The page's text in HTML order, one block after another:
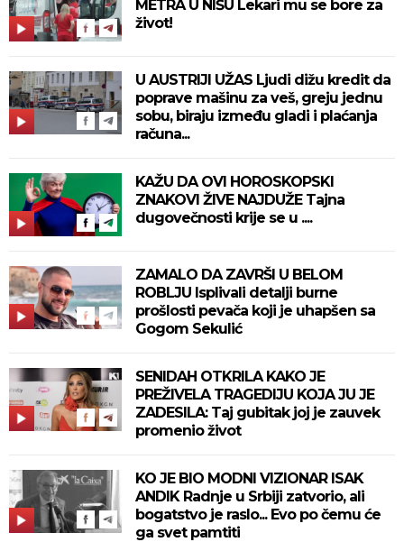
METRA U NIŠU Lekari mu se bore za
život!
U AUSTRIJI UŽAS Ljudi dižu kredit da
poprave mašinu za veš, greju jednu
sobu, biraju između gladi i plaćanja
računa...
KAŽU DA OVI HOROSKOPSKI
ZNAKOVI ŽIVE NAJDUŽE Tajna
dugovečnosti krije se u ....
ZAMALO DA ZAVRŠI U BELOM
ROBLJU Isplivali detalji burne
prošlosti pevača koji je uhapšen sa
Gogom Sekulić
SENIDAH OTKRILA KAKO JE
PREŽIVELA TRAGEDIJU KOJA JU JE
ZADESILA: Taj gubitak joj je zauvek
promenio život
KO JE BIO MODNI VIZIONAR ISAK
ANDIK Radnje u Srbiji zatvorio, ali
bogatstvo je raslo... Evo po čemu će
ga svet pamtiti